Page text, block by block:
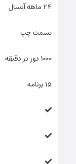
24 ماهه آبسال
بسمت چپ
1000 دور در دقیقه
15 برنامه